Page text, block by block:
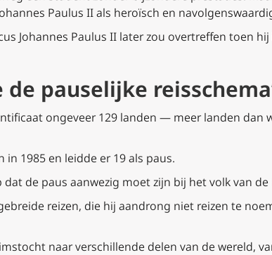
Paulus II als heroïsch en
Johannes Paulus II later zou overtreffen toen
pauselijke
ongeveer 129 landen — meer landen dan
1985 en leidde er 19 als paus.
de paus aanwezig moet zijn bij het volk van de
reizen, die hij aandrong niet reizen te
naar verschillende delen van de wereld,